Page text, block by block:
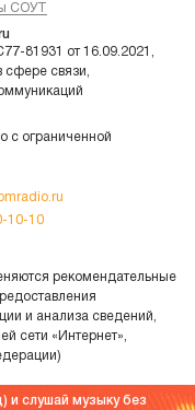
СОУТ
81931 от 16.09.2021,
связи,
с ограниченной
10-10
рекомендательные
и анализа сведений,
сети «Интернет»,
и слушай музыку без